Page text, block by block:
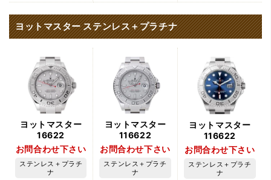
ヨットマスター ステンレス＋プラチナ
ヨットマスター
16622
お問合わせ下さい
ステンレス＋プラチ
ナ
ヨットマスター
116622
お問合わせ下さい
ステンレス＋プラチ
ナ
ヨットマスター
116622
お問合わせ下さい
ステンレス＋プラチ
ナ